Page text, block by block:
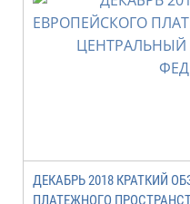
ДЕКАБРЬ 2018 КРАТКИЙ
ПЛАТЕЖНОГО